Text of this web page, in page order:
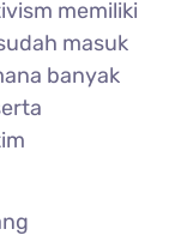
memiliki
masuk
banyak